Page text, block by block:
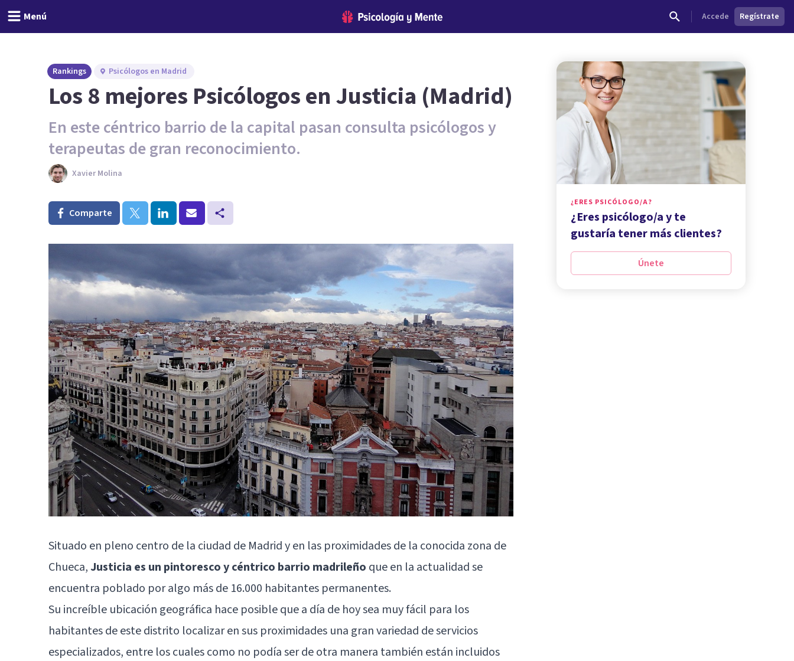
Menú Accede Regístrate
Rankings Psicólogos en Madrid
Los 8 mejores Psicólogos en Justicia (Madrid)
En este céntrico barrio de la capital pasan consulta psicólogos y
terapeutas de gran reconocimiento.
Xavier Molina
Comparte
Situado en pleno centro de la ciudad de Madrid y en las proximidades de la conocida zona de
Chueca,Justicia es un pintoresco y céntrico barrio madrileño que en la actualidad se
encuentra poblado por algo más de 16.000 habitantes permanentes.
Su increíble ubicación geográfica hace posible que a día de hoy sea muy fácil para los
habitantes de este distrito localizar en sus proximidades una gran variedad de servicios
especializados, entre los cuales como no podía ser de otra manera también están incluidos
¿ERES PSICÓLOGO/A?
¿Eres psicólogo/a y te
gustaría tener más clientes?
Únete